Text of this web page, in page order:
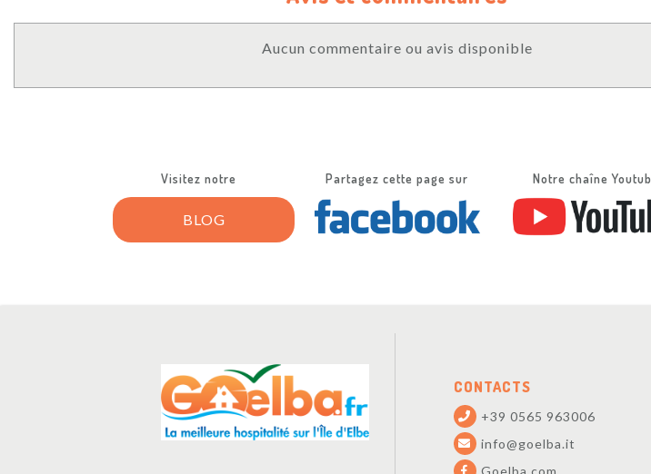
Aucun commentaire ou avis disponible
Visitez notre
BLOG
Partagez cette page sur Notre chaîne
CONTACTS
+39 0565 963006
info@goelba.it
Goelba.com